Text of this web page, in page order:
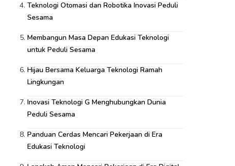
Teknologi Otomasi dan Robotika Inovasi Peduli
Sesama
Membangun Masa Depan Edukasi Teknologi
untuk Peduli Sesama
Hijau Bersama Keluarga Teknologi Ramah
Lingkungan
Inovasi Teknologi G Menghubungkan Dunia
Peduli Sesama
Panduan Cerdas Mencari Pekerjaan di Era
Edukasi Teknologi